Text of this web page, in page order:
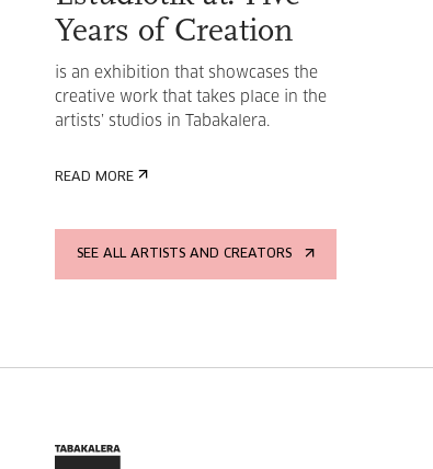
Years of Creation
is an exhibition that showcases the
creative work that takes place in the
artists’ studios in Tabakalera.
READ MORE
SEE ALL ARTISTS AND CREATORS